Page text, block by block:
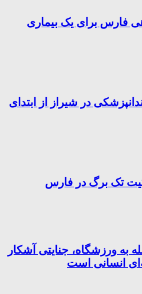
فارس برای یک بیماری
دندانپزشکی در شیراز از ابتدای
تک برگ در فارس
به ورزشگاه، جنایتی آشکار
انسانی است